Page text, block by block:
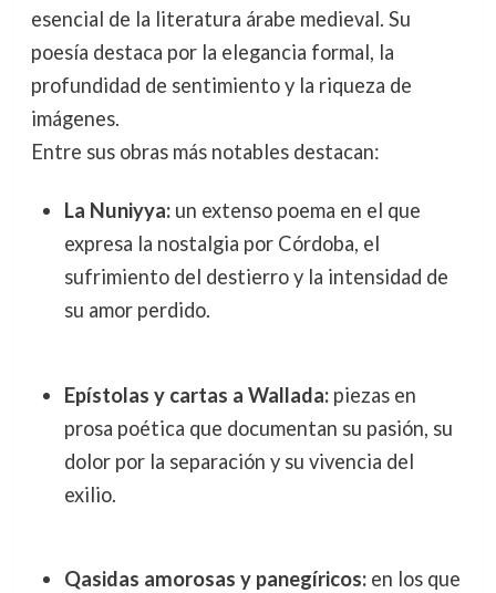
esencial de la literatura árabe medieval. Su
poesía destaca por la elegancia formal, la
profundidad de sentimiento y la riqueza de
imágenes.
Entre sus obras más notables destacan:
La Nuniyya:un extenso poema en el que
expresa la nostalgia por Córdoba, el
sufrimiento del destierro y la intensidad de
su amor perdido.
Epístolas y cartas a Wallada:piezas en
prosa poética que documentan su pasión, su
dolor por la separación y su vivencia del
exilio.
Qasidas amorosas y panegíricos:en los que